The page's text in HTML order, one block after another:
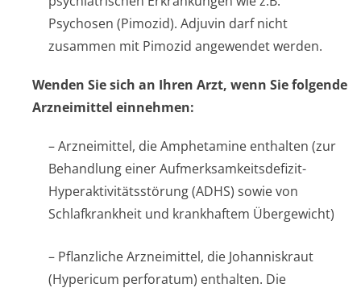
Psychosen (Pimozid). Adjuvin darf nicht
zusammen mit Pimozid angewendet werden.
Wenden Sie sich an Ihren Arzt, wenn Sie folgende
Arzneimittel einnehmen:
– Arzneimittel, die Amphetamine enthalten (zur
Behandlung einer Aufmerksamkeit­sdefizit-
Hyperaktivitätsstörung (ADHS) sowie von
Schlafkrankheit und krankhaftem Übergewicht)
– Pflanzliche Arzneimittel, die Johanniskraut
(Hypericum perforatum) enthalten. Die